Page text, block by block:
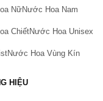
chính hãng
tuổi
trở lên
tuổi
NữNước Hoa Nam
ChiếtNước Hoa Unisex
Nước Hoa Vùng Kín
HIỆU